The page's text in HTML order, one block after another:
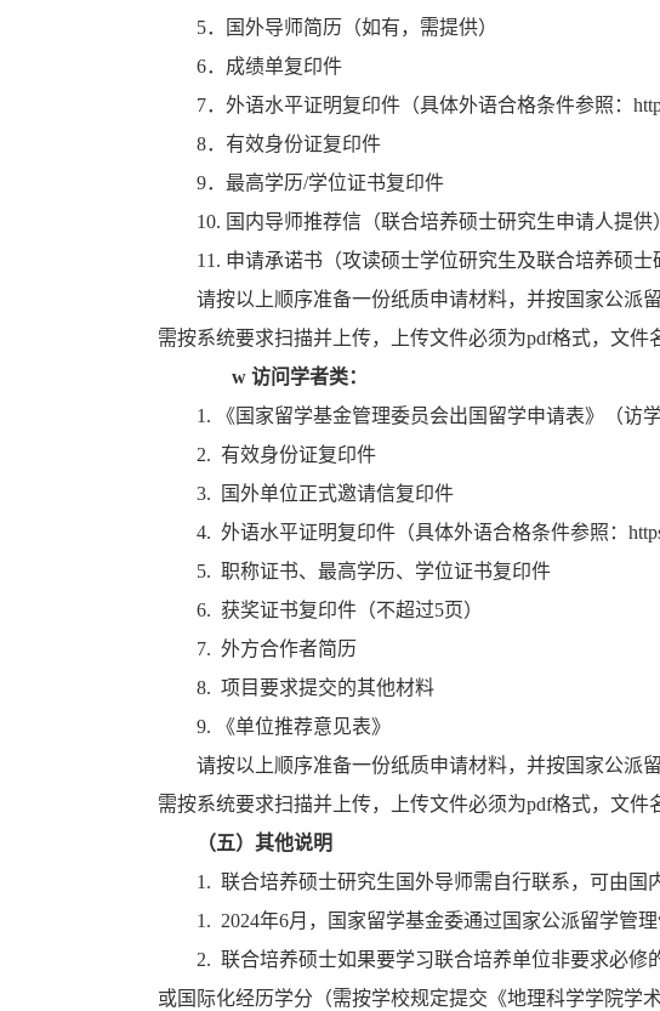
5．国外导师简历（如有，需提供）
6．成绩单复印件
7．外语水平证明复印件（具体外语合格条件参照：
8．有效身份证复印件
9．最高学历/学位证书复印件
10. 国内导师推荐信（联合培养硕士研究生申请人提供
11. 申请承诺书（攻读硕士学位研究生及联合培养硕
请按以上顺序准备一份纸质申请材料，并按国家公派
需按系统要求扫描并上传，上传文件必须为pdf格式，文
w 访问学者类：
1. 《国家留学基金管理委员会出国留学申请表》（访学
2. 有效身份证复印件
3. 国外单位正式邀请信复印件
4. 外语水平证明复印件 （具体外语合格条件参照：
5. 职称证书、最高学历、学位证书复印件
6. 获奖证书复印件（不超过5页）
7. 外方合作者简历
8. 项目要求提交的其他材料
9. 《单位推荐意见表》
请按以上顺序准备一份纸质申请材料，并按国家公派
需按系统要求扫描并上传，上传文件必须为pdf格式，文
（五）其他说明
1. 联合培养硕士研究生国外导师需自行联系，可由国
1. 2024年6月，国家留学基金委通过国家公派留学管
2. 联合培养硕士如果要学习联合培养单位非要求必
或国际化经历学分（需按学校规定提交《地理科学学院学